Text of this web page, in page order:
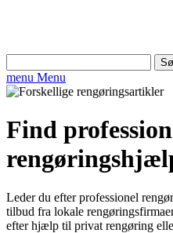
efter:
menu Menu
Find
Leder du efter professionel
tilbud fra lokale
efter hjælp til privat rengøring